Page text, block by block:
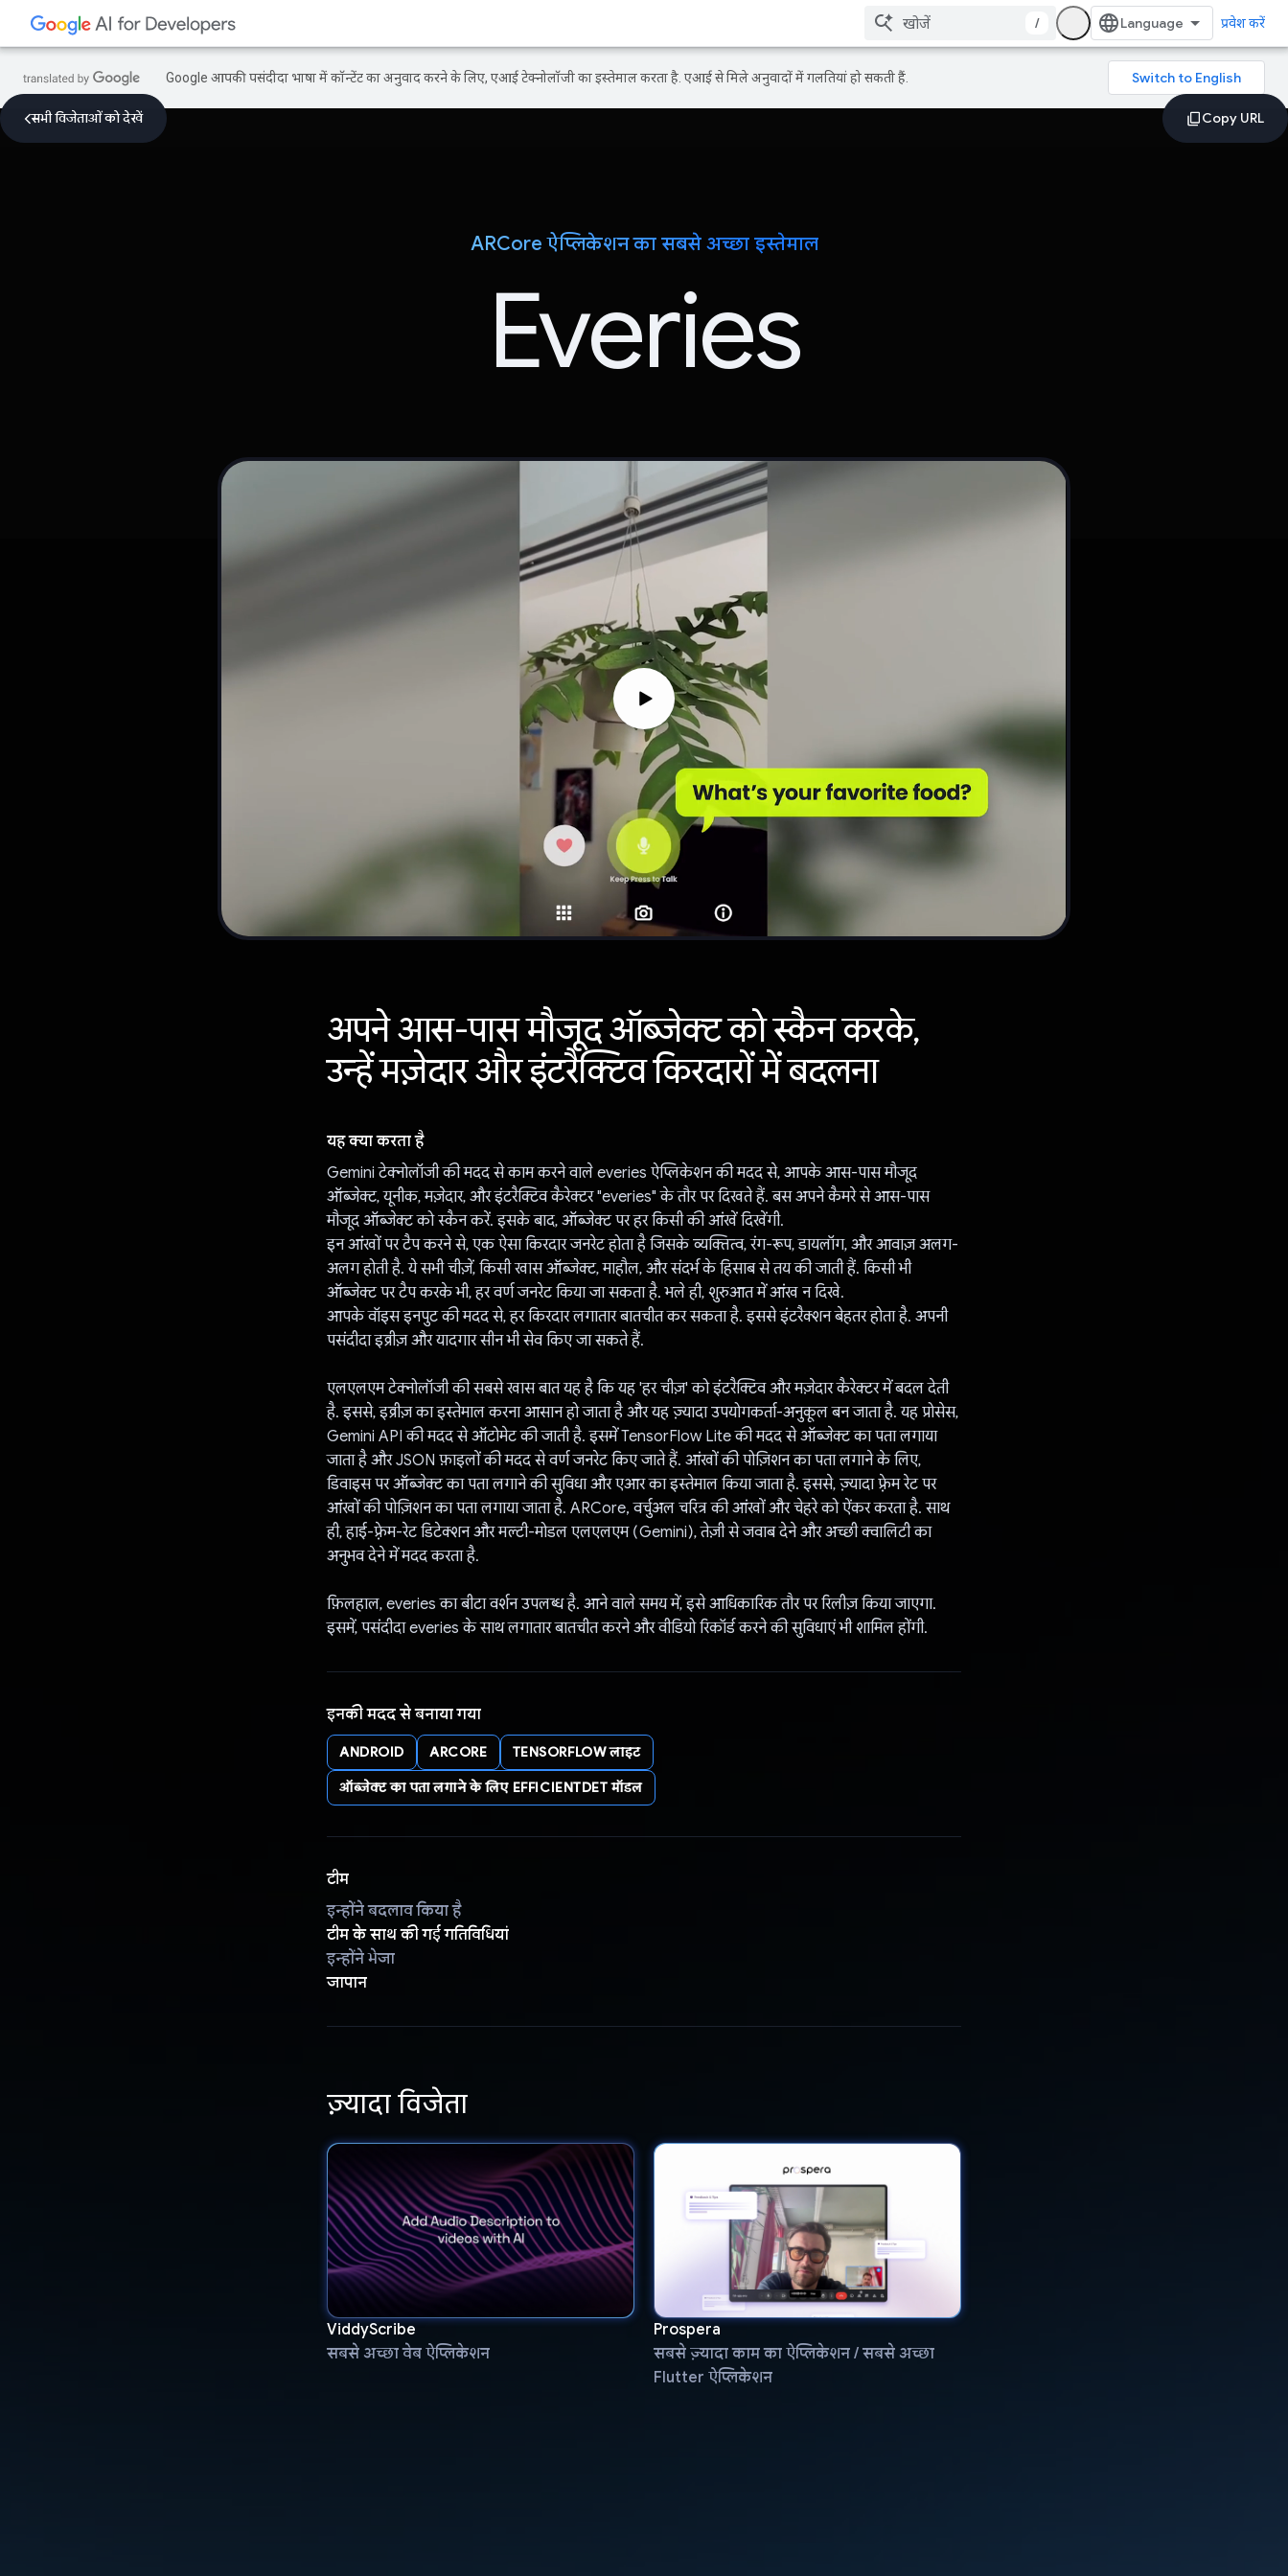
/ प्रवेश करें
Google आपकी पसंदीदा भाषा में कॉन्टेंट का अनुवाद करने के लिए, एआई टेक्नोलॉजी का इस्तेमाल करता है. एआई से मिले अनुवादों में गलतियां हो सकती हैं.
सभी विजेताओं को देखें
ARCore ऐप्लिकेशन का सबसे अच्छा इस्तेमाल
Everies
अपने आस-पास मौजूद ऑब्जेक्ट को स्कैन करके,
उन्हें मज़ेदार और इंटरैक्टिव किरदारों में बदलना
यह क्या करता है
Gemini टेक्नोलॉजी की मदद से काम करने वाले everies ऐप्लिकेशन की मदद से, आपके आस-पास मौजूद
ऑब्जेक्ट, यूनीक, मज़ेदार, और इंटरैक्टिव कैरेक्टर "everies" के तौर पर दिखते हैं. बस अपने कैमरे से आस-पास
मौजूद ऑब्जेक्ट को स्कैन करें. इसके बाद, ऑब्जेक्ट पर हर किसी की आंखें दिखेंगी.
इन आंखों पर टैप करने से, एक ऐसा किरदार जनरेट होता है जिसके व्यक्तित्व, रंग-रूप, डायलॉग, और आवाज़ अलग-
अलग होती है. ये सभी चीज़ें, किसी खास ऑब्जेक्ट, माहौल, और संदर्भ के हिसाब से तय की जाती हैं. किसी भी
ऑब्जेक्ट पर टैप करके भी, हर वर्ण जनरेट किया जा सकता है. भले ही, शुरुआत में आंख न दिखे.
आपके वॉइस इनपुट की मदद से, हर किरदार लगातार बातचीत कर सकता है. इससे इंटरैक्शन बेहतर होता है. अपनी
पसंदीदा इव्रीज़ और यादगार सीन भी सेव किए जा सकते हैं.
एलएलएम टेक्नोलॉजी की सबसे खास बात यह है कि यह 'हर चीज़' को इंटरैक्टिव और मज़ेदार कैरेक्टर में बदल देती
है. इससे, इव्रीज़ का इस्तेमाल करना आसान हो जाता है और यह ज़्यादा उपयोगकर्ता-अनुकूल बन जाता है. यह प्रोसेस,
Gemini API की मदद से ऑटोमेट की जाती है. इसमें TensorFlow Lite की मदद से ऑब्जेक्ट का पता लगाया
जाता है और JSON फ़ाइलों की मदद से वर्ण जनरेट किए जाते हैं. आंखों की पोज़िशन का पता लगाने के लिए,
डिवाइस पर ऑब्जेक्ट का पता लगाने की सुविधा और एआर का इस्तेमाल किया जाता है. इससे, ज़्यादा फ़्रेम रेट पर
आंखों की पोज़िशन का पता लगाया जाता है. ARCore, वर्चुअल चरित्र की आंखों और चेहरे को ऐंकर करता है. साथ
ही, हाई-फ़्रेम-रेट डिटेक्शन और मल्टी-मोडल एलएलएम (Gemini), तेज़ी से जवाब देने और अच्छी क्वालिटी का
अनुभव देने में मदद करता है.
फ़िलहाल, everies का बीटा वर्शन उपलब्ध है. आने वाले समय में, इसे आधिकारिक तौर पर रिलीज़ किया जाएगा.
इसमें, पसंदीदा everies के साथ लगातार बातचीत करने और वीडियो रिकॉर्ड करने की सुविधाएं भी शामिल होंगी.
इनकी मदद से बनाया गया
ANDROID ARCORE TENSORFLOW लाइट
ऑब्जेक्ट का पता लगाने के लिए EFFICIENTDET मॉडल
टीम
इन्होंने बदलाव किया है
टीम के साथ की गई गतिविधियां
इन्होंने भेजा
जापान
ज़्यादा विजेता
ViddyScribe
सबसे अच्छा वेब ऐप्लिकेशन
Prospera
सबसे ज़्यादा काम का ऐप्लिकेशन / सबसे अच्छा
Flutter ऐप्लिकेशन